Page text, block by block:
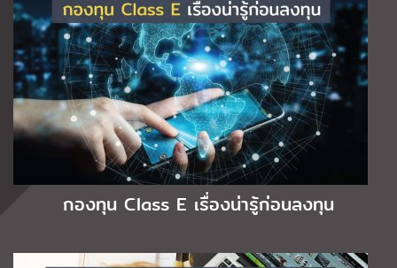
กองทุน Class E เรื่องน่ารู้ก่อนลงทุน